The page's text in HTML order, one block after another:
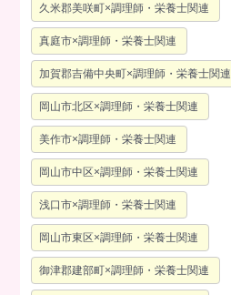
久米郡美咲町×調理師・栄養士関連
真庭市×調理師・栄養士関連
加賀郡吉備中央町×調理師・栄養士関連
岡山市北区×調理師・栄養士関連
美作市×調理師・栄養士関連
岡山市中区×調理師・栄養士関連
浅口市×調理師・栄養士関連
岡山市東区×調理師・栄養士関連
御津郡建部町×調理師・栄養士関連